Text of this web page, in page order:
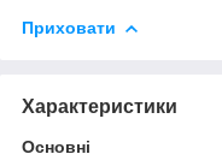
Приховати
Характеристики
Основні